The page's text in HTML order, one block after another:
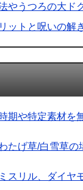
やうつろの大ド
ットと呪いの解
期や特定素材を
たげ草/白雪草の
スリル、ダイヤ